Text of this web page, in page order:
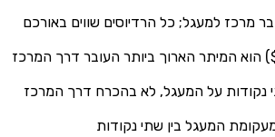
על המעגל, לא בהכרח דרך המרכז
המעגל בין שתי נקודות